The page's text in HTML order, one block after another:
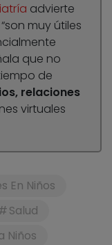
advierte
muy útiles
que no
de
relaciones
virtuales
En Niños
Salud
Niños